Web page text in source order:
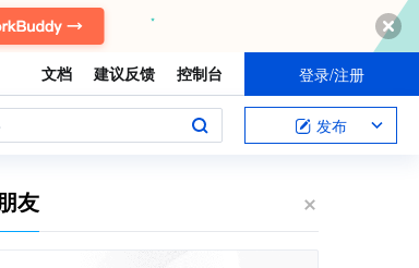
文档 建议反馈 控制台 登录/注册
发布
友